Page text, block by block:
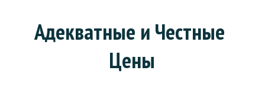
Адекватные и Честные
Цены